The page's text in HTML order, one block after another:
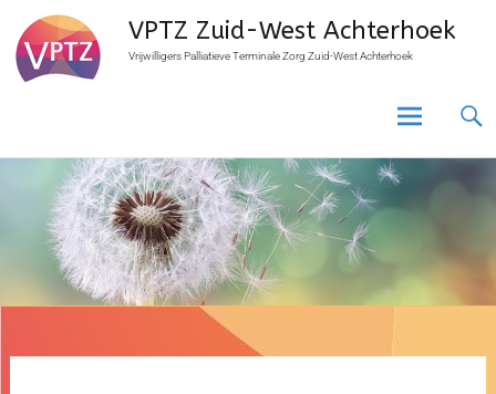
VPTZ Zuid-West Achterhoek
Vrijwilligers Palliatieve Terminale Zorg Zuid-West Achterhoek